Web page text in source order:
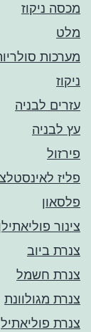
מכסה ניקוז
מלט
מערכות
ניקוז
עזרים לבניה
עץ לבניה
פירזול
פליז
פלסאון
צינור
צנרת ביוב
צנרת חשמל
צנרת מגולוונת
צנרת